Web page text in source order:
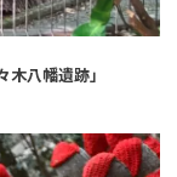
八幡遺跡」